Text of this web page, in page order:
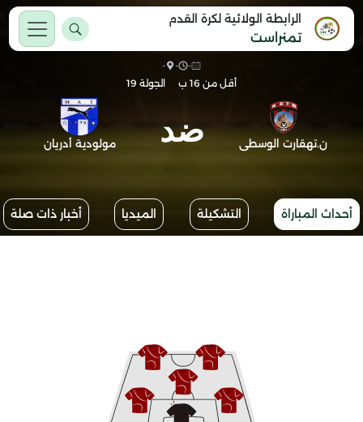
الرابطة الولائية لكرة القدم
تمنراست
-
-
-
أقل من 16 ب
الجولة 19
ن.تهقارت الوسطى ضد مولودية أدريان
أحداث المباراة التشكيلة الميديا أخبار ذات صلة